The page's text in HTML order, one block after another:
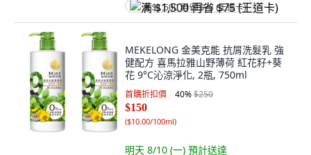
满 $1,500 再省 $75 (王道卡)
MEKELONG 金美克能 抗屑洗髮乳 強
健配方 喜馬拉雅山野薄荷 紅花籽+葵
花 9°C沁涼淨化, 2瓶, 750ml
首購折扣價 40%$250
$150
($10.00/100ml)
明天 8/10 (一) 預計送達